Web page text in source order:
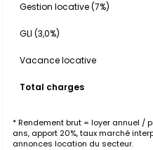
Gestion locative (7%)
GLI (3,0%)
Vacance locative
Total charges
* Rendement brut = loyer annuel /
ans, apport 20%, taux marché
annonces location du secteur.